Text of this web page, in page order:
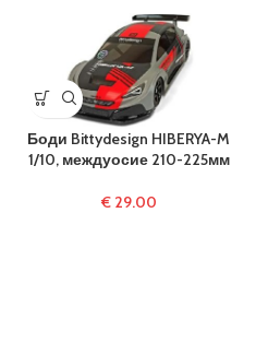
Боди Bittydesign HIBERYA-M
1/10, междуосие 210-225мм
€29.00